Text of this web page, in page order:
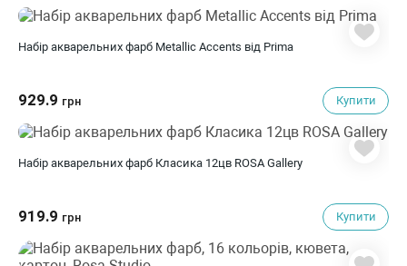
Набір акварельних фарб Metallic Accents від Prima
929.9 грн Купити
Набір акварельних фарб Класика 12цв ROSA Gallery
919.9 грн Купити